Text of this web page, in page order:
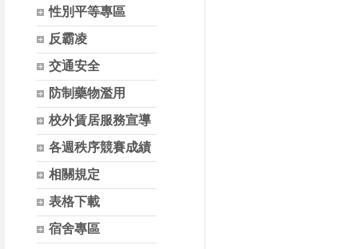
性別平等專區
反霸凌
交通安全
防制藥物濫用
校外賃居服務宣導
各週秩序競賽成績
相關規定
表格下載
宿舍專區